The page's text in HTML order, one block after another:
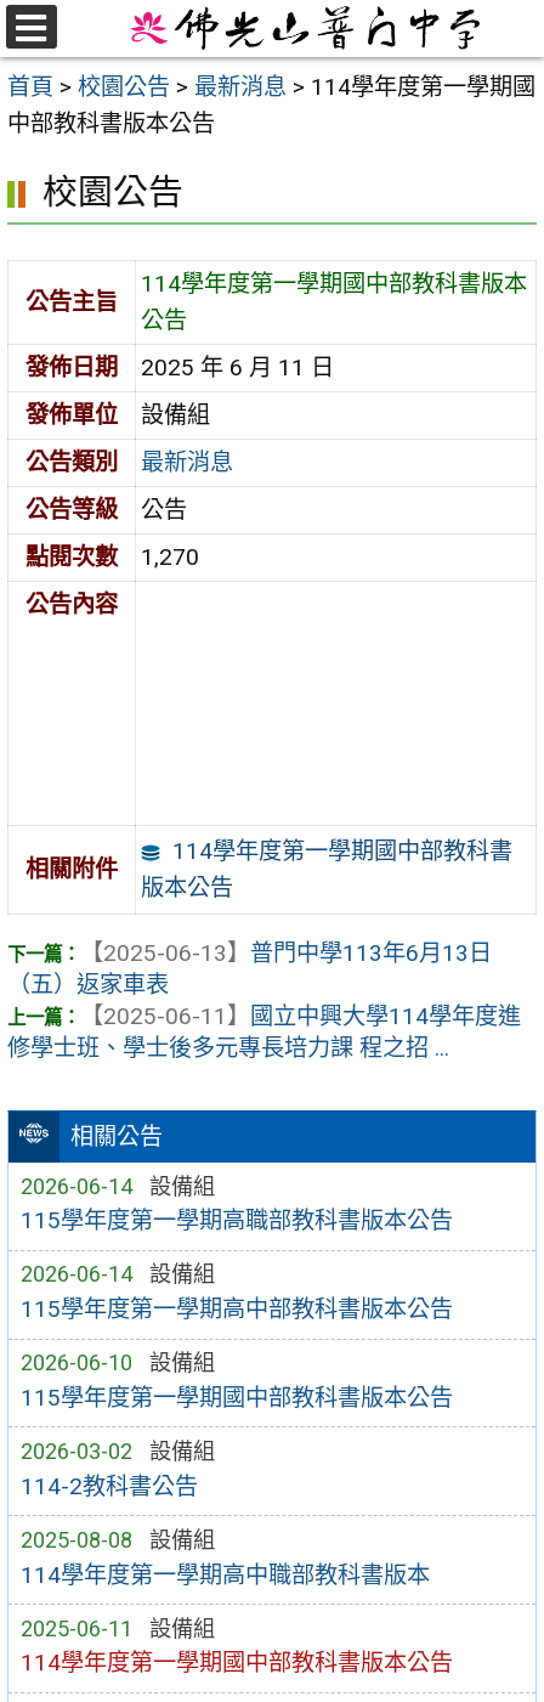
跳
至
主
要
首頁 > 校園公告 > 最新消息 > 114學年度第一學期國
中部教科書版本公告
相關公告
2026-06-14 設備組
115學年度第一學期高職部教科書版本公告
2026-06-14 設備組
115學年度第一學期高中部教科書版本公告
2026-06-10 設備組
115學年度第一學期國中部教科書版本公告
2026-03-02 設備組
114-2教科書公告
2025-08-08 設備組
114學年度第一學期高中職部教科書版本
2025-06-11 設備組
114學年度第一學期國中部教科書版本公告
校園公告
公告主旨
114學年度第一學期國中部教科書版本
公告
發佈日期
2025 年 6 月 11 日
發佈單位
設備組
公告類別
最新消息
公告等級
公告
點閱次數
1,270
公告內容
相關附件
114學年度第一學期國中部教科書
版本公告
【2025-06-13】 普門中學113年6月13日
（五）返家車表
【2025-06-11】
國立中興大學114學年度進
修學士班、學士後多元專長培力課 程之招 ...
選
單